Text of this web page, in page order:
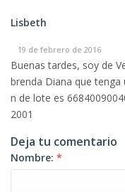
Lisbeth
19 de febrero de 2016
Buenas tardes, soy de
brenda Diana que tenga
n de lote es
2001
Deja tu comentario
Nombre: *